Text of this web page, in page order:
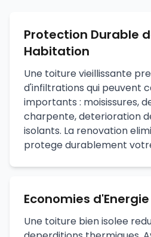
Protection Durable
Habitation
Une toiture vieillissante
d'infiltrations qui peuvent
importants : moisissures,
charpente, deterioration
isolants. La renovation
protege durablement
Economies
Une toiture bien isolee